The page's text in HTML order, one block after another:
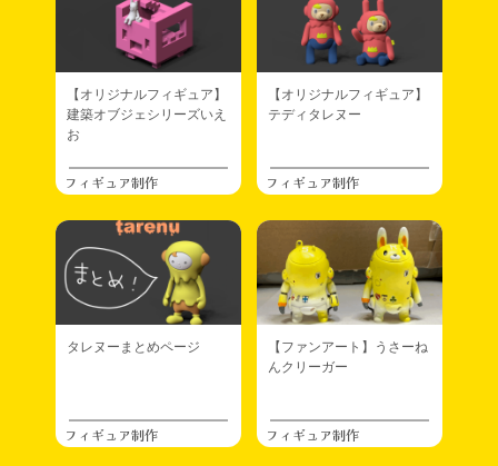
【オリジナルフィギュア】
建築オブジェシリーズいえ
お
フィギュア制作
【オリジナルフィギュア】
テディタレヌー
フィギュア制作
タレヌーまとめページ
フィギュア制作
【ファンアート】うさーね
んクリーガー
フィギュア制作